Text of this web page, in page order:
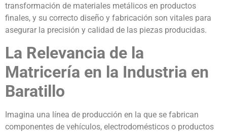
transformación de materiales metálicos en productos
finales, y su correcto diseño y fabricación son vitales para
asegurar la precisión y calidad de las piezas producidas.
La Relevancia de la
Matricería en la Industria en
Baratillo
Imagina una línea de producción en la que se fabrican
componentes de vehículos, electrodomésticos o productos